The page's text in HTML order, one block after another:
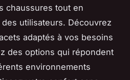
chaussures tout en
utilisateurs. Découvrez
adaptés à vos besoins
des options qui répondent
environnements